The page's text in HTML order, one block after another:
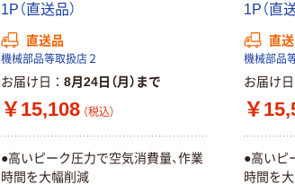
1P（直送品）
直送品
機械部品等取扱店２
お届け日 8月24日（月）まで
￥15,108 （税込）
●高いピーク圧力で空気消費量、作業
時間を大幅削減
1P（直
直
機械部品
お届け日
￥
●高いピ
時間を